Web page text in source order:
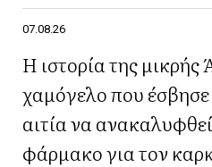
07.08.26
Η ιστορία της
χαμόγελο που έσβησε
αιτία να
φάρμακο για τον